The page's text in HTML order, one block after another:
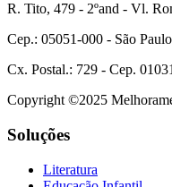
R. Tito, 479 - 2ºand - Vl.
Cep.: 05051-000 - São
Cx. Postal.: 729 - Cep.
Copyright ©2025
Soluções
Literatura